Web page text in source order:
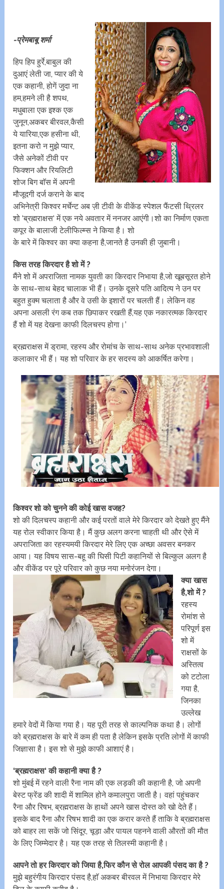
-प्रेमबाबू शर्मा
हिप हिप हुर्रे,बाबुल की
दुआएं लेती जा, प्यार की ये
एक कहानी, होगें जुदा ना
हम,हमने ली है शपथ,
मधुबाला एक इश्क एक
जुनून,अकबर बीरवल,कैसी
ये यारिया,एक हसीना थी,
इतना करो न मुझे प्यार,
जैसे अनेकों टीवी पर
फिक्शन और रियलिटी
शोज बिग बाॅस में अपनी
मौजूदगी दर्ज कराने के बाद
अभिनेत्री किश्वर मर्चेन्ट अब ज़ी टीवी के वीकेंड स्पेशल फैंटसी थ्रिलर
शो ‘ब्रह्मराक्षस‘ में एक नये अवतार में ननजर आएंगी।शो का निर्माण एकता
कपूर के बालाजी टेलीफिल्म्स ने किया है। शो
के बारे में किश्वर का क्या कहना है,जानते है उनकी ही जुबानी।
किस तरह किरदार है शो में ?
मैंने शो में अपराजिता नामक युवती का किरदार निभाया है,जो खूबसूरत होने
के साथ-साथ बेहद चालाक भी हैं। उनके दूसरे पति आदित्य ने उन पर
बहुत हुक्म चलाता है और वे उसी के इशारों पर चलती हैं। लेकिन वह
अपना असली रंग कब तक छिपाकर रखती हैं,यह एक नकारत्मक किरदार
हैं शो में यह देखना काफी दिलचस्प होगा।’
ब्रह्मराक्षस में ड्रामा, रहस्य और रोमांच के साथ-साथ अनेक प्रभावशाली
कलाकार भी हैं। यह शो परिवार के हर सदस्य को आकर्षित करेगा।
किश्वर शो को चुनने की कोई खास वजह?
शो की दिलचस्प कहानी और कई परतों वाले मेरे किरदार को देखते हुए मैंने
यह रोल स्वीकार किया है। मैं कुछ अलग करना चाहती थी और ऐसे में
अपराजिता का रहस्यमयी किरदार मेरे लिए एक अच्छा अवसर बनकर
आया। यह विषय सास-बहू की घिसी पिटी कहानियों से बिल्कुल अलग है
और वीकेंड पर पूरे परिवार को कुछ नया मनोरंजन देगा।
क्या खास
है,शो में ?
रहस्य
रोमांश से
परिपूर्ण इस
शो में
राक्षसों के
अस्तित्व
को टटोला
गया है,
जिनका
उल्लेख
हमारे वेदों में किया गया है। यह पूरी तरह से काल्पनिक कथा है। लोगों
को ब्रह्मराक्षस के बारे में कम ही पता है लेकिन इसके प्रति लोगों में काफी
जिज्ञासा है। इस शो से मुझे काफी आशाएं है।
‘ब्रह्मराक्षस‘ की कहानी क्या है ?
शो मुंबई में रहने वाली रैना नाम की एक लड़की की कहानी है, जो अपनी
बेस्ट फ्रेंड की शादी में शामिल होने कमालपुरा जाती है। वहां पहुंचकर
रैना और रिषभ, ब्रह्मराक्षस के हाथों अपने खास दोस्त को खो देते हैं।
इसके बाद रैना और रिषभ शादी का एक करार करते हैं ताकि वे ब्रह्मराक्षस
को बाहर ला सकें जो सिंदूर, चूड़ा और पायल पहनने वाली औरतों की मौत
के लिए जिम्मेदार है। यह एक तरह से तिलस्मी कहानी है।
आपने तो हर किरदार को जिया है,फिर कौन से रोल आपकी पंसद का है ?
मुझे बहुरंगीय किरदार पंसद है,हाॅ अकबर बीरवल में निभाया किरदार मेरे